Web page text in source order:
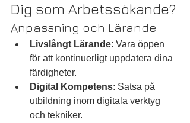
Dig som Arbetssökande?
Anpassning och Lärande
Livslångt Lärande: Vara öppen
för att kontinuerligt uppdatera dina
färdigheter.
Digital Kompetens: Satsa på
utbildning inom digitala verktyg
och tekniker.